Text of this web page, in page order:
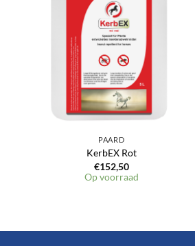
PAARD
KerbEX Rot
€152,50
Op voorraad